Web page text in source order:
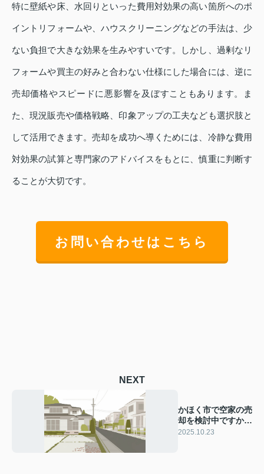
特に壁紙や床、水回りといった費用対効果の高い箇所へのポ
イントリフォームや、ハウスクリーニングなどの手法は、少
ない負担で大きな効果を生みやすいです。しかし、過剰なリ
フォームや買主の好みと合わない仕様にした場合には、逆に
売却価格やスピードに悪影響を及ぼすこともあります。ま
た、現況販売や価格戦略、印象アップの工夫なども選択肢と
して活用できます。売却を成功へ導くためには、冷静な費用
対効果の試算と専門家のアドバイスをもとに、慎重に判断す
ることが大切です。
お問い合わせはこちら
NEXT
かほく市で空家の売
却を検討中ですか？
流れや手順をわかり
2025.10.23